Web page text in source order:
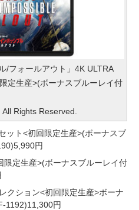
/フォールアウト」4K ULTRA
定生産>(ボーナスブルーレイ付
Rights Reserved.
ット<初回限定生産>(ボーナスブ
円
限定生産>(ボーナスブルーレイ付
クション<初回限定生産>ボーナ
1192)11,300円